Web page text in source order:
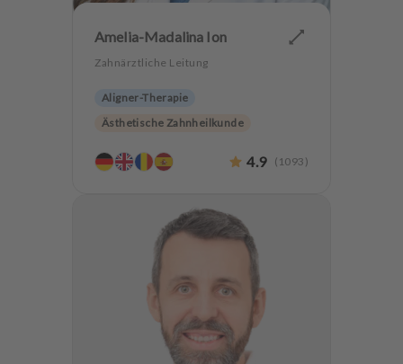
Amelia-Madalina Ion
Zahnärztliche Leitung
Aligner-Therapie
Ästhetische Zahnheilkunde
4.9 ( 1093 )